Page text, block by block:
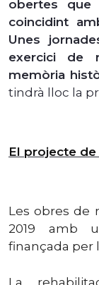
obertes que
coincidint
Unes
exercici de
memòria
tindrà lloc la
El projecte
Les obres de
2019 amb
finançada per
La